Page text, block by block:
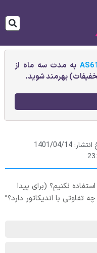
به مدت سه ماه از
بهرمند شوید.
انتشار: 1401/04/14
نکنیم؟ (برای پیدا
با اندیکاتور دارد؟”